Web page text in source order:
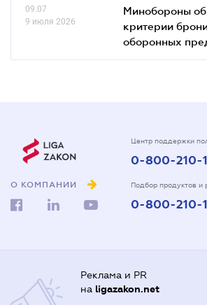
09.07
9 июля 2026
Минобороны
критерии
оборонных
О КОМПАНИИ
Центр поддержки
0-800-210-
Подбор продуктов и
0-800-210-
Реклама и PR
на ligazakon.net